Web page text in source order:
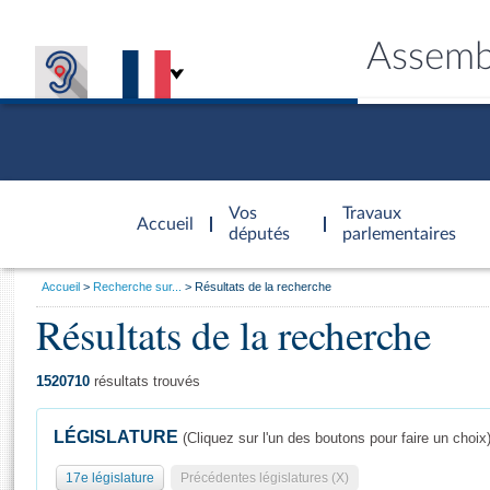
Accueil
d'accueil
Vos
députés
Travaux
parlementaires
Général
Vous
Accueil Recherche sur... Résultats de la recherche
Résultats de la recherche
1520710 résultats trouvés
LÉGISLATURE (Cliquez sur l'un des boutons pour faire un choix)
17e législature Précédentes législatures (X)